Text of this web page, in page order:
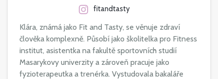
fitandtasty
Klára, známá jako Fit and Tasty, se věnuje zdraví
člověka komplexně. Působí jako školitelka pro Fitness
institut, asistentka na fakultě sportovních studií
Masarykovy univerzity a zároveň pracuje jako
fyzioterapeutka a trenérka. Vystudovala bakaláře